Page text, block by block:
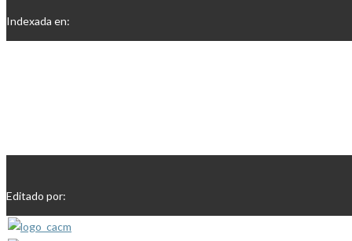
Indexada en:
Editado por: